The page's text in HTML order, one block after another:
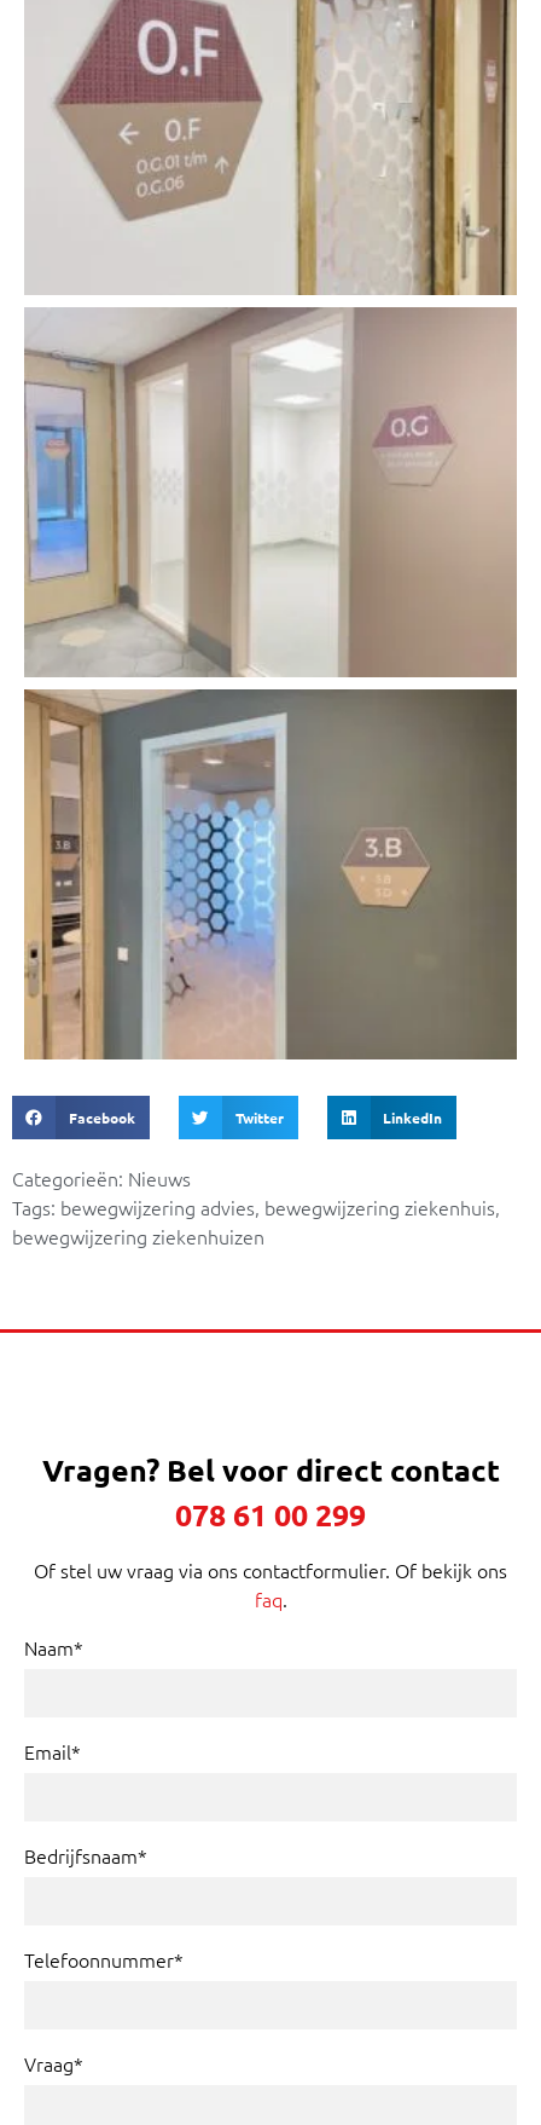
Facebook Twitter LinkedIn
Categorieën: Nieuws
Tags: bewegwijzering advies, bewegwijzering ziekenhuis,
bewegwijzering ziekenhuizen
Vragen? Bel voor direct contact
078 61 00 299
Of stel uw vraag via ons contactformulier. Of bekijk ons
faq.
Naam*
Email*
Bedrijfsnaam*
Telefoonnummer*
Vraag*